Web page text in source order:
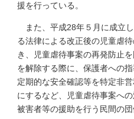
援を行っている。
また、平成28年５月に成立
る法律による改正後の児童虐
き、児童虐待事案の再発防止
を解除する際に、保護者への
定期的な安全確認等を特定非
にするなど、児童虐待事案へ
被害者等の援助を行う民間の団